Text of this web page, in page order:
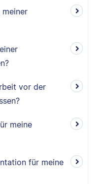
meiner
vor der
meine
für meine